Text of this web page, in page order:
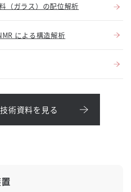
（ガラス）の配位解析
による構造解析
術資料を見る